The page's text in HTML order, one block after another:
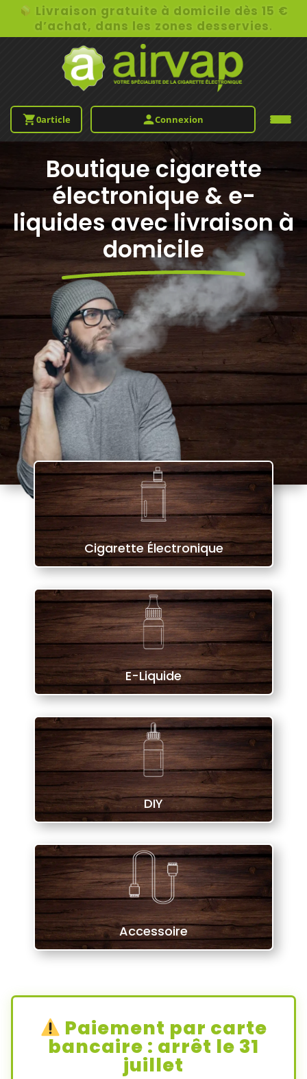
Livraison gratuite à domicile dès 15 €
d’achat, dans les zones desservies.
0article Connexion
Boutique cigarette
électronique & e-
liquides avec livraison à
domicile
Cigarette Électronique
E-Liquide
DIY
Accessoire
Paiement par carte
bancaire : arrêt le 31
juillet